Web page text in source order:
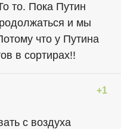
то. Пока Путин
и мы
что у Путина
в сортирах!!
+1
с воздуха